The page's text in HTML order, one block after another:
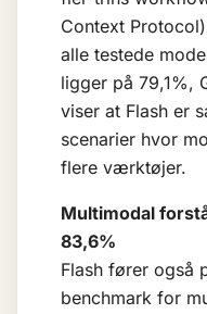
Context
alle testede
ligger på 79,1%,
viser at Flash er
scenarier hvor
flere værktøjer.
Multimodal
83,6%
Flash fører også
benchmark for